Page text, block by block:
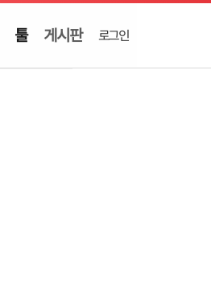
툴 게시판 로그인